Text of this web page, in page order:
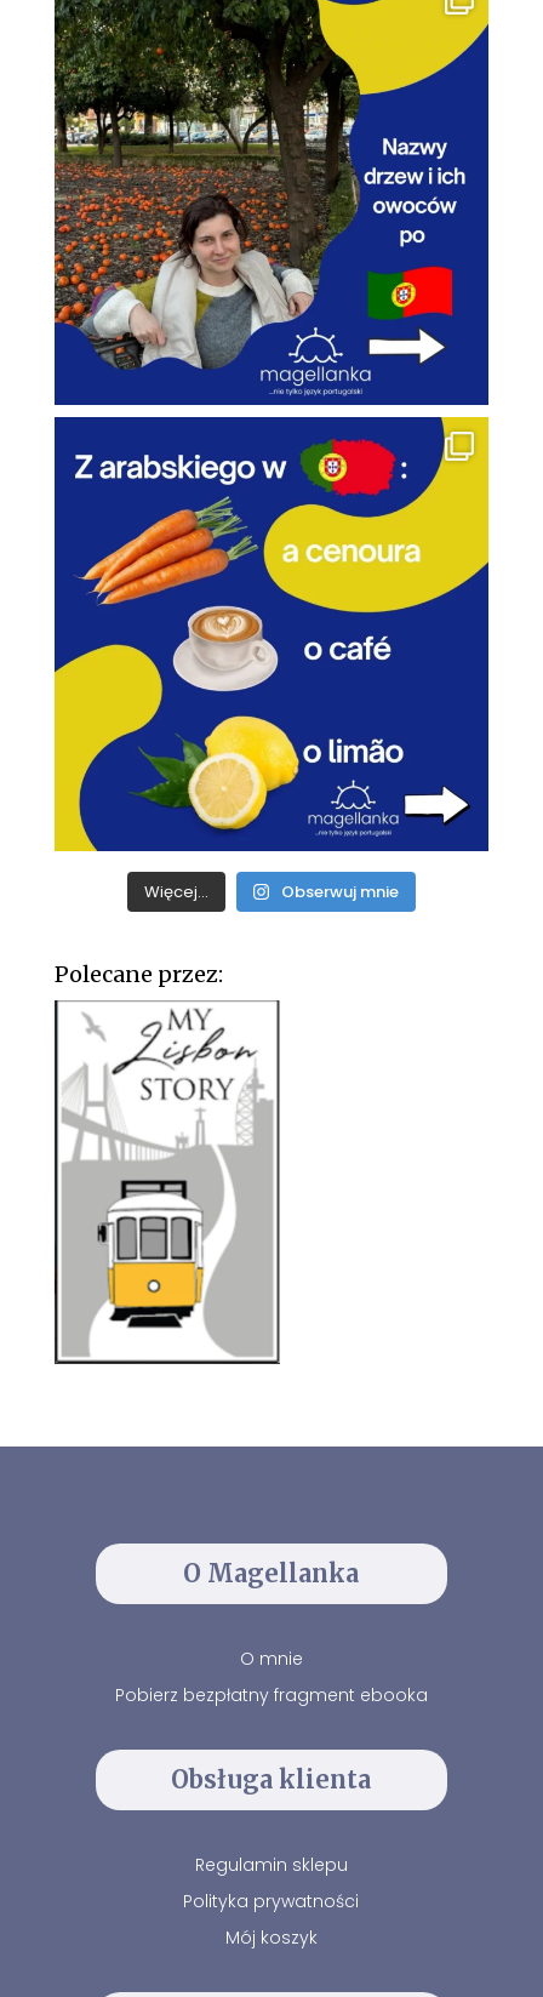
Więcej... Obserwuj mnie
Polecane przez:
O Magellanka
O mnie
Pobierz bezpłatny fragment ebooka
Obsługa klienta
Regulamin sklepu
Polityka prywatności
Mój koszyk